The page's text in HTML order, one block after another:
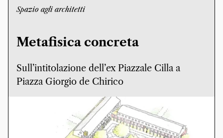
Spazio agli architetti
Metafisica concreta
Sull’intitolazione dell’ex Piazzale Cilla a
Piazza Giorgio de Chirico